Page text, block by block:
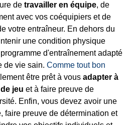
de travailler en équipe, de
avec vos coéquipiers et de
votre entraîneur. En dehors du
une condition physique
d'entraînement adapté
de vie sain. Comme tout bon
être prêt à vous adapter à
jeu et à faire preuve de
Enfin, vous devez avoir une
faire preuve de détermination et